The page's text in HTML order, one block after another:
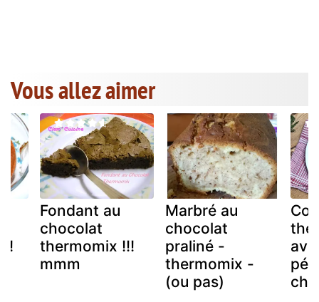
Vous allez aimer
Fondant au
chocolat
thermomix !!!
mmm
Marbré au
chocolat
praliné -
thermomix -
(ou pas)